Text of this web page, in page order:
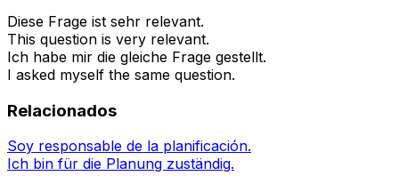
Diese Frage ist sehr relevant.
This question is very relevant.
Ich habe mir die gleiche Frage gestellt.
I asked myself the same question.
Relacionados
Soy responsable de la planificación.
Ich bin für die Planung zuständig.